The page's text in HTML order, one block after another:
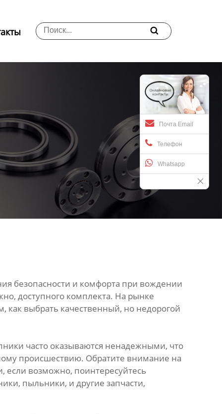

Почта Email
Телефон
Whatsapp
безопасности и комфорта при вождении
доступного комплекта. На рынке
как выбрать качественный, но недорогой
часто оказываются ненадежными, что
происшествию. Обратите внимание на
возможно, поинтересуйтесь
пыльники, и другие запчасти,